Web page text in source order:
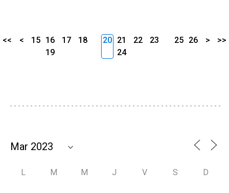
<< < 15 16 17
18
19
20 21 22
23
24
25 26 > >>
L M M J V S D